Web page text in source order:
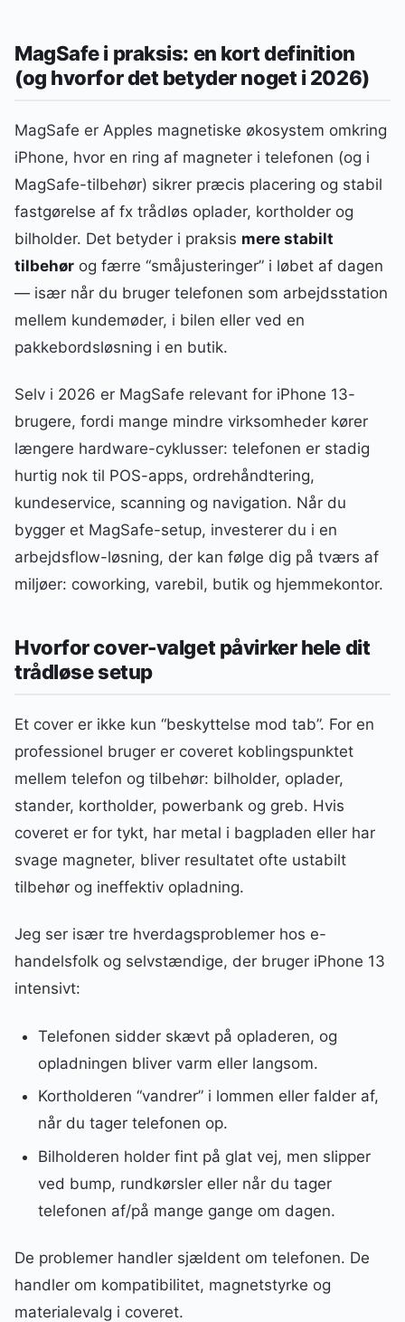
MagSafe i praksis: en kort definition
(og hvorfor det betyder noget i 2026)
MagSafe er Apples magnetiske økosystem omkring
iPhone, hvor en ring af magneter i telefonen (og i
MagSafe-tilbehør) sikrer præcis placering og stabil
fastgørelse af fx trådløs oplader, kortholder og
bilholder. Det betyder i praksis mere stabilt
tilbehør og færre “småjusteringer” i løbet af dagen
— især når du bruger telefonen som arbejdsstation
mellem kundemøder, i bilen eller ved en
pakkebordsløsning i en butik.
Selv i 2026 er MagSafe relevant for iPhone 13-
brugere, fordi mange mindre virksomheder kører
længere hardware-cyklusser: telefonen er stadig
hurtig nok til POS-apps, ordrehåndtering,
kundeservice, scanning og navigation. Når du
bygger et MagSafe-setup, investerer du i en
arbejdsflow-løsning, der kan følge dig på tværs af
miljøer: coworking, varebil, butik og hjemmekontor.
Hvorfor cover-valget påvirker hele dit
trådløse setup
Et cover er ikke kun “beskyttelse mod tab”. For en
professionel bruger er coveret koblingspunktet
mellem telefon og tilbehør: bilholder, oplader,
stander, kortholder, powerbank og greb. Hvis
coveret er for tykt, har metal i bagpladen eller har
svage magneter, bliver resultatet ofte ustabilt
tilbehør og ineffektiv opladning.
Jeg ser især tre hverdagsproblemer hos e-
handelsfolk og selvstændige, der bruger iPhone 13
intensivt:
Telefonen sidder skævt på opladeren, og
opladningen bliver varm eller langsom.
Kortholderen “vandrer” i lommen eller falder af,
når du tager telefonen op.
Bilholderen holder fint på glat vej, men slipper
ved bump, rundkørsler eller når du tager
telefonen af/på mange gange om dagen.
De problemer handler sjældent om telefonen. De
handler om kompatibilitet, magnetstyrke og
materialevalg i coveret.